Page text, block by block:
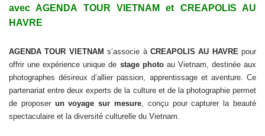
avec AGENDA TOUR VIETNAM et CREAPOLIS AU
HAVRE
AGENDA TOUR VIETNAM s’associe à CREAPOLIS AU HAVRE pour
offrir une expérience unique de stage photoau Vietnam, destinée aux
photographes désireux d’allier passion, apprentissage et aventure. Ce
partenariat entre deux experts de la culture et de la photographie permet
de proposer un voyage sur mesure , conçu pour capturer la beauté
spectaculaire et la diversité culturelle du Vietnam.